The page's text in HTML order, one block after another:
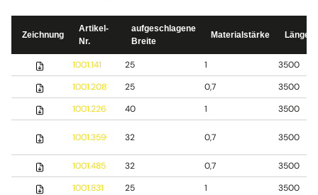
Zeichnung
Artikel-
Nr.
aufgeschlagene
Breite
Materialstärke Länge
1001.141 25 1
3500
1001.208
25 0,7
3500
1001.226
40 1 3500
1001.359 32 0,7 3500
1001.485 32 0,7
3500
1001.831
25 1 3500